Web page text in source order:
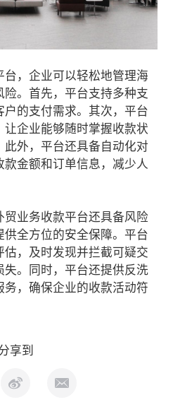
，企业可以轻松地管理海
。首先，平台支持多种支
的支付需求。其次，平台
企业能够随时掌握收款状
外，平台还具备自动化对
金额和订单信息，减少人
贸业务收款平台还具备风险
供全方位的安全保障。平台
，及时发现并拦截可疑交
。同时，平台还提供反洗
，确保企业的收款活动符
享到